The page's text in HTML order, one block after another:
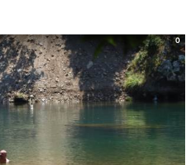
0